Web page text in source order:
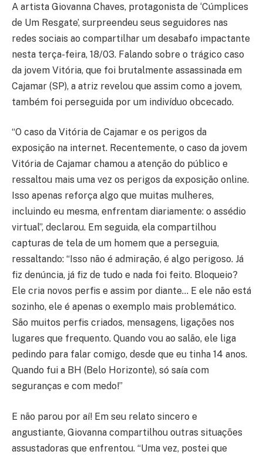
A artista Giovanna Chaves, protagonista de ‘Cúmplices
de Um Resgate’, surpreendeu seus seguidores nas
redes sociais ao compartilhar um desabafo impactante
nesta terça-feira, 18/03. Falando sobre o trágico caso
da jovem Vitória, que foi brutalmente assassinada em
Cajamar (SP), a atriz revelou que assim como a jovem,
também foi perseguida por um indivíduo obcecado.
“O caso da Vitória de Cajamar e os perigos da
exposição na internet. Recentemente, o caso da jovem
Vitória de Cajamar chamou a atenção do público e
ressaltou mais uma vez os perigos da exposição online.
Isso apenas reforça algo que muitas mulheres,
incluindo eu mesma, enfrentam diariamente: o assédio
virtual”, declarou. Em seguida, ela compartilhou
capturas de tela de um homem que a perseguia,
ressaltando: “Isso não é admiração, é algo perigoso. Já
fiz denúncia, já fiz de tudo e nada foi feito. Bloqueio?
Ele cria novos perfis e assim por diante… E ele não está
sozinho, ele é apenas o exemplo mais problemático.
São muitos perfis criados, mensagens, ligações nos
lugares que frequento. Quando vou ao salão, ele liga
pedindo para falar comigo, desde que eu tinha 14 anos.
Quando fui a BH (Belo Horizonte), só saía com
seguranças e com medo!”
E não parou por aí! Em seu relato sincero e
angustiante, Giovanna compartilhou outras situações
assustadoras que enfrentou. “Uma vez, postei que